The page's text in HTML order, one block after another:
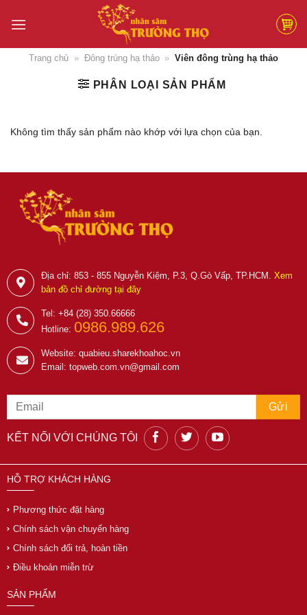
Trang chủ » Đông trùng hạ thảo » Viên đông trùng hạ thảo
PHÂN LOẠI SẢN PHẨM
Không tìm thấy sản phẩm nào khớp với lựa chọn của bạn.
Địa chỉ: 853 - 855 Nguyễn Kiệm, P.3, Q.Gò Vấp, TP.HCM. Xem
bản đồ chỉ đường tại đây
Tel: +84 (28) 350.66666
Hotline: 0986.989.626
Website: quabieu.sharekhoahoc.vn
Email: topweb.com.vn@gmail.com
KẾT NỐI VỚI CHÚNG TÔI
HỖ TRỢ KHÁCH HÀNG
Phương thức đặt hàng
Chính sách vận chuyển hàng
Chính sách đổi trả, hoàn tiền
Điều khoản miễn trừ
SẢN PHẨM